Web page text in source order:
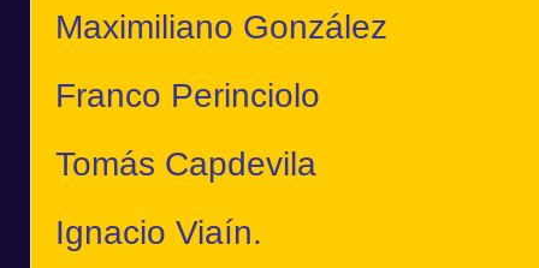
Maximiliano González
Franco Perinciolo
Tomás Capdevila
Ignacio Viaín.